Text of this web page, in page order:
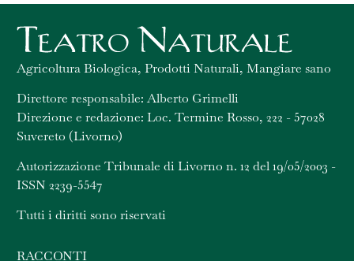
Agricoltura Biologica, Prodotti Naturali, Mangiare sano
Direttore responsabile: Alberto Grimelli
Direzione e redazione: Loc. Termine Rosso, 222 - 57028
Suvereto (Livorno)
Autorizzazione Tribunale di Livorno n. 12 del 19/05/2003 -
ISSN 2239-5547
Tutti i diritti sono riservati
RACCONTI